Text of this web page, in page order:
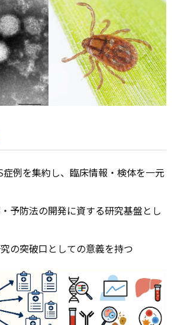
症例を集約し、臨床情報・検体を一元
予防法の開発に資する研究基盤とし
の突破口としての意義を持つ